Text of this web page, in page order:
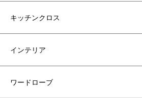
キッチンクロス
インテリア
ワードローブ